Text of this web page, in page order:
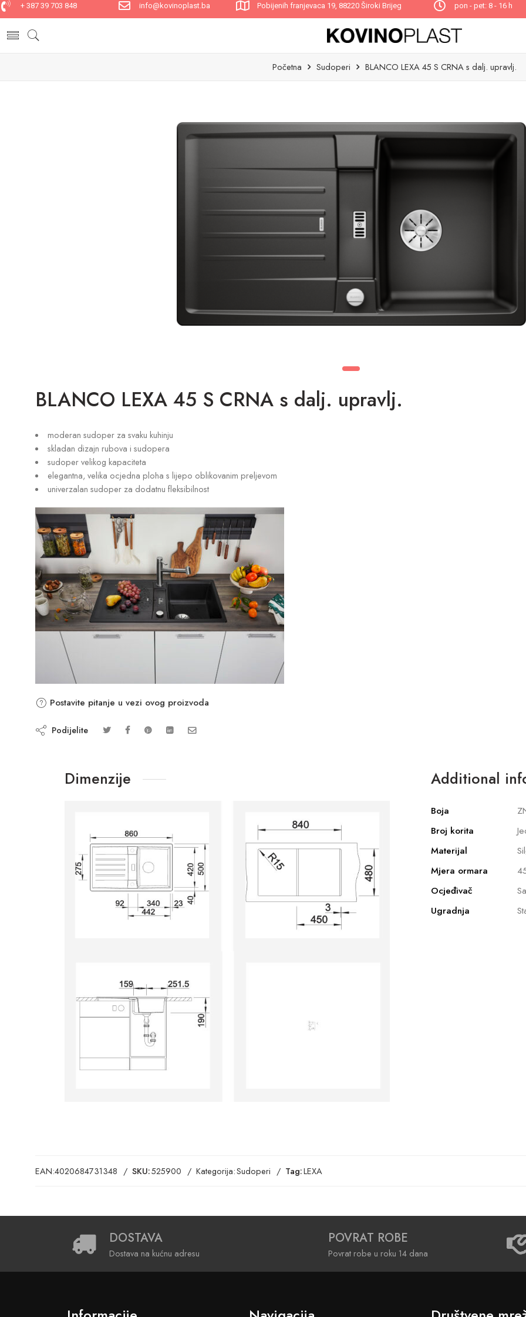
+ 387 39 703 848 info@kovinoplast.ba Pobijenih franjevaca 19, 88220 Široki Brijeg pon - pet: 8 - 16 h
Početna Sudoperi BLANCO LEXA 45 S CRNA s dalj. upravlj.
BLANCO LEXA 45 S CRNA s dalj. upravlj.
moderan sudoper za svaku kuhinju
skladan dizajn rubova i sudopera
sudoper velikog kapaciteta
elegantna, velika ocjedna ploha s lijepo oblikovanim preljevom
univerzalan sudoper za dodatnu fleksibilnost
Postavite pitanje u vezi ovog proizvoda
Podijelite
Dimenzije Additional
Boja
Broj korita
Materijal
Mjera ormara
Ocjeđivač
Ugradnja
EAN:4020684731348 SKU:525900 Kategorija:Sudoperi Tag:LEXA
DOSTAVA
Dostava na kućnu adresu
POVRAT ROBE
Povrat robe u roku 14 dana